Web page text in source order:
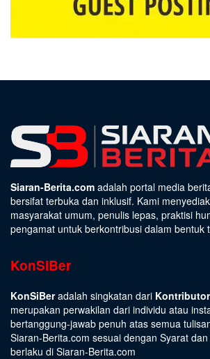
Siaran-Berita.com adalah portal media
bersifat terbuka dan inklusif. Kami
masyarakat umum, penulis lepas, praktisi
pengamat untuk berkontribusi dalam bentuk
KonSiBer
KonSiBeradalah singkatan dari
merupakan perwakilan dari individu atau
bertanggung-jawab penuh atas semua
Siaran-Berita.com sesuai dengan Syarat
berlaku di Siaran-Berita.com